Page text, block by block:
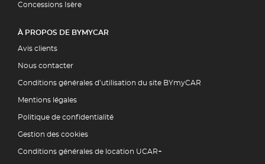
Concessions Isère
À PROPOS DE BYMYCAR
Avis clients
Nous contacter
Conditions générales d’utilisation du site BYmyCAR
Mentions légales
Politique de confidentialité
Gestion des cookies
Conditions générales de location UCAR+